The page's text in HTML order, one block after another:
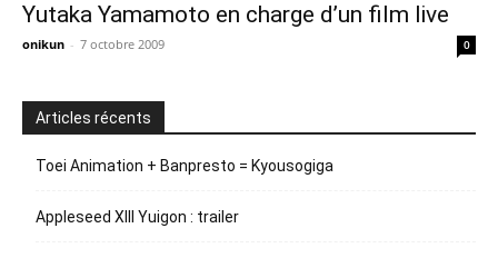
Yutaka Yamamoto en charge d’un film live
onikun - 7 octobre 2009 0
Articles récents
Toei Animation + Banpresto = Kyousogiga
Appleseed XIII Yuigon : trailer